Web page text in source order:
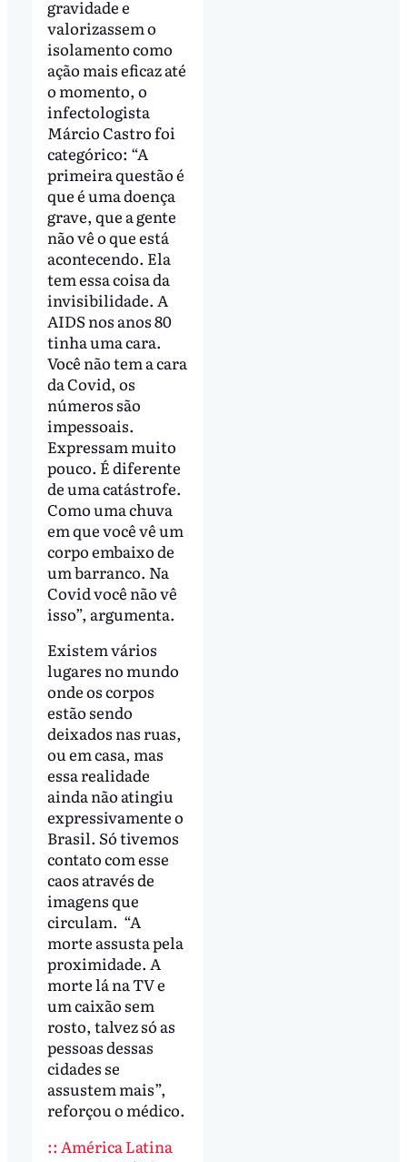
gravidade e
valorizassem o
isolamento como
ação mais eficaz até
o momento, o
infectologista
Márcio Castro foi
categórico: “A
primeira questão é
que é uma doença
grave, que a gente
não vê o que está
acontecendo. Ela
tem essa coisa da
invisibilidade. A
AIDS nos anos 80
tinha uma cara.
Você não tem a cara
da Covid, os
números são
impessoais.
Expressam muito
pouco. É diferente
de uma catástrofe.
Como uma chuva
em que você vê um
corpo embaixo de
um barranco. Na
Covid você não vê
isso”, argumenta.
Existem vários
lugares no mundo
onde os corpos
estão sendo
deixados nas ruas,
ou em casa, mas
essa realidade
ainda não atingiu
expressivamente o
Brasil. Só tivemos
contato com esse
caos através de
imagens que
circulam. “A
morte assusta pela
proximidade. A
morte lá na TV e
um caixão sem
rosto, talvez só as
pessoas dessas
cidades se
assustem mais”,
reforçou o médico.
:: América Latina